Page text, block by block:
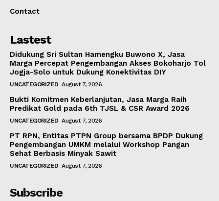
Contact
Lastest
Didukung Sri Sultan Hamengku Buwono X, Jasa
Marga Percepat Pengembangan Akses Bokoharjo Tol
Jogja-Solo untuk Dukung Konektivitas DIY
UNCATEGORIZED August 7, 2026
Bukti Komitmen Keberlanjutan, Jasa Marga Raih
Predikat Gold pada 6th TJSL & CSR Award 2026
UNCATEGORIZED August 7, 2026
PT RPN, Entitas PTPN Group bersama BPDP Dukung
Pengembangan UMKM melalui Workshop Pangan
Sehat Berbasis Minyak Sawit
UNCATEGORIZED August 7, 2026
Subscribe